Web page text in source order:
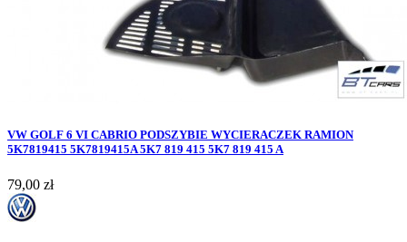
VW GOLF 6 VI CABRIO PODSZYBIE WYCIERACZEK RAMION
5K7819415 5K7819415A 5K7 819 415 5K7 819 415 A
Cena
79,00 zł